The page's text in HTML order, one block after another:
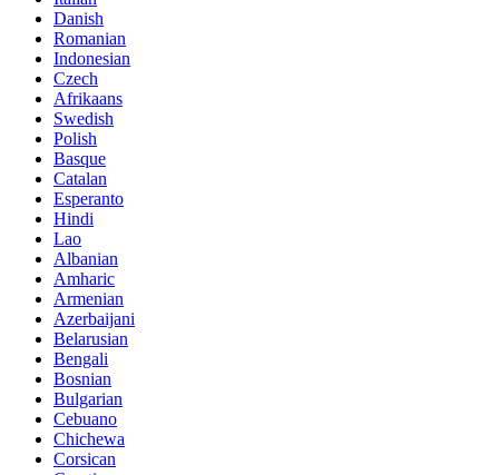
Danish
Romanian
Indonesian
Czech
Afrikaans
Swedish
Polish
Basque
Catalan
Esperanto
Hindi
Lao
Albanian
Amharic
Armenian
Azerbaijani
Belarusian
Bengali
Bosnian
Bulgarian
Cebuano
Chichewa
Corsican